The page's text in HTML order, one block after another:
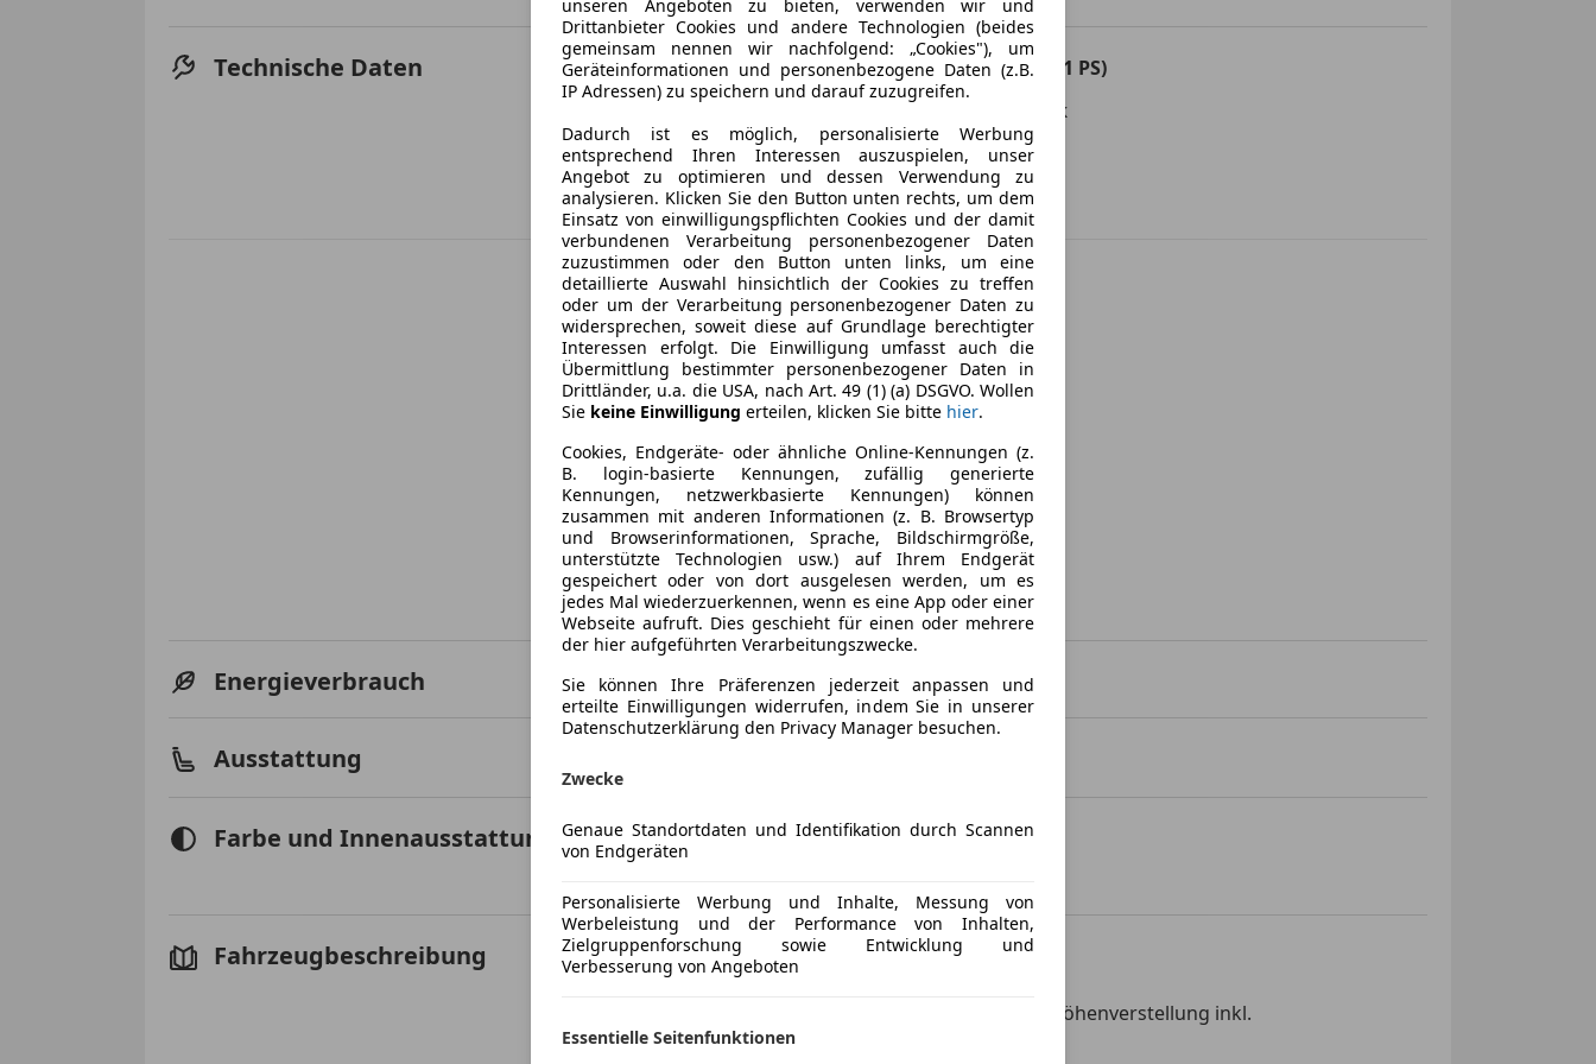
Technische Daten Leistung
280 kW (381 PS)
Getriebe
Automatik
Hubraum
2 894 cm³
Leergewicht
1 930 kg
Energieverbrauch Kraftstoff Benzin
Ausstattung
Farbe und Innenausstattung Außenfarbe
Rot
Fahrzeugbeschreibung
Entfall Modellbezeichnung
Sportabgasanlage inkl. Sportendrohren schwarz
Adaptive Luftfederung mit Niveauregulierung und Höhenverstellung inkl.
Porsche Active Suspension Management (PASM)
unseren Angeboten zu bieten, verwenden wir und
Drittanbieter Cookies und andere Technologien (beides
gemeinsam nennen wir nachfolgend: „Cookies"), um
Geräteinformationen und personenbezogene Daten (z.B.
IP Adressen) zu speichern und darauf zuzugreifen.
Dadurch ist es möglich, personalisierte Werbung
entsprechend Ihren Interessen auszuspielen, unser
Angebot zu optimieren und dessen Verwendung zu
analysieren. Klicken Sie den Button unten rechts, um dem
Einsatz von einwilligungspflichten Cookies und der damit
verbundenen Verarbeitung personenbezogener Daten
zuzustimmen oder den Button unten links, um eine
detaillierte Auswahl hinsichtlich der Cookies zu treffen
oder um der Verarbeitung personenbezogener Daten zu
widersprechen, soweit diese auf Grundlage berechtigter
Interessen erfolgt. Die Einwilligung umfasst auch die
Übermittlung bestimmter personenbezogener Daten in
Drittländer, u.a. die USA, nach Art. 49 (1) (a) DSGVO. Wollen
Sie keine Einwilligung erteilen, klicken Sie bitte hier.
Cookies, Endgeräte- oder ähnliche Online-Kennungen (z.
B. login-basierte Kennungen, zufällig generierte
Kennungen, netzwerkbasierte Kennungen) können
zusammen mit anderen Informationen (z. B. Browsertyp
und Browserinformationen, Sprache, Bildschirmgröße,
unterstützte Technologien usw.) auf Ihrem Endgerät
gespeichert oder von dort ausgelesen werden, um es
jedes Mal wiederzuerkennen, wenn es eine App oder einer
Webseite aufruft. Dies geschieht für einen oder mehrere
der hier aufgeführten Verarbeitungszwecke.
Sie können Ihre Präferenzen jederzeit anpassen und
erteilte Einwilligungen widerrufen, indem Sie in unserer
Datenschutzerklärung den Privacy Manager besuchen.
Zwecke
Genaue Standortdaten und Identifikation durch Scannen
von Endgeräten
Personalisierte Werbung und Inhalte, Messung von
Werbeleistung und der Performance von Inhalten,
Zielgruppenforschung sowie Entwicklung und
Verbesserung von Angeboten
Essentielle Seitenfunktionen